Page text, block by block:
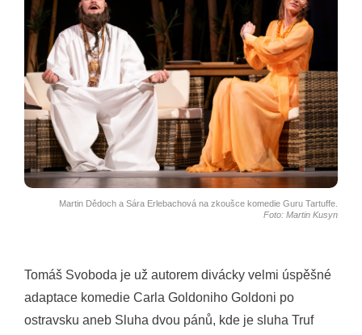
Martin Dědoch a Sára Erlebachová na zkoušce komedie Guru Tartuffe.
Foto: Martin Kusyn
Tomáš Svoboda je už autorem divácky velmi úspěšné
adaptace komedie Carla Goldoniho Goldoni po
ostravsku aneb Sluha dvou pánů, kde je sluha Truf